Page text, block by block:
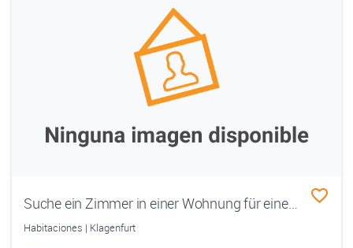
Suche ein Zimmer in einer Wohnung für einen langfristigen Aufenthalt, nur Mädchen. Looking for a flatshare in Klagenfurt for a long term only female
Habitaciones | Klagenfurt